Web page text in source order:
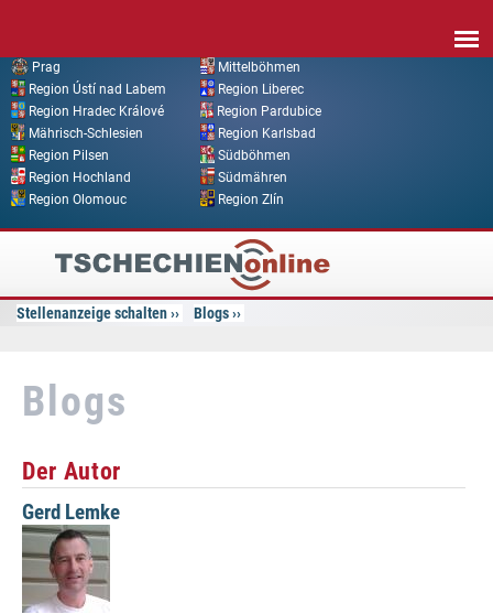
Prag
Mittelböhmen
Region Ústí nad Labem
Region Liberec
Region Hradec Králové
Region Pardubice
Mährisch-Schlesien
Region Karlsbad
Region Pilsen
Südböhmen
Region Hochland
Südmähren
Region Olomouc
Region Zlín
Tschechien
Online
Stellenanzeige schalten Blogs
Blogs
Der Autor
Gerd Lemke